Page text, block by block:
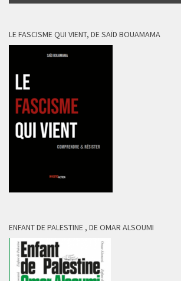
LE FASCISME QUI VIENT, DE SAÏD BOUAMAMA
ENFANT DE PALESTINE , DE OMAR ALSOUMI